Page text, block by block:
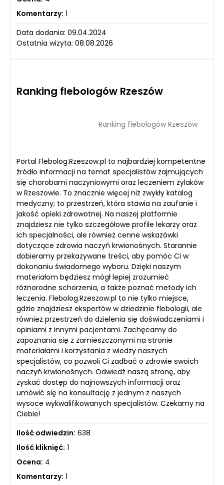
Komentarzy: 1
Data dodania: 09.04.2024
Ostatnia wizyta: 08.08.2026
Ranking flebologów Rzeszów
Ranking flebologów Rzeszów
Portal Flebolog.Rzeszow.pl to najbardziej kompetentne
źródło informacji na temat specjalistów zajmujących
się chorobami naczyniowymi oraz leczeniem żylaków
w Rzeszowie. To znacznie więcej niż zwykły katalog
medyczny; to przestrzeń, która stawia na zaufanie i
jakość opieki zdrowotnej. Na naszej platformie
znajdziesz nie tylko szczegółowe profile lekarzy oraz
ich specjalności, ale również cenne wskazówki
dotyczące zdrowia naczyń krwionośnych. Starannie
dobieramy przekazywane treści, aby pomóc Ci w
dokonaniu świadomego wyboru. Dzięki naszym
materiałom będziesz mógł lepiej zrozumieć
różnorodne schorzenia, a także poznać metody ich
leczenia. Flebolog.Rzeszow.pl to nie tylko miejsce,
gdzie znajdziesz ekspertów w dziedzinie flebologii, ale
również przestrzeń do dzielenia się doświadczeniami i
opiniami z innymi pacjentami. Zachęcamy do
zapoznania się z zamieszczonymi na stronie
materiałami i korzystania z wiedzy naszych
specjalistów, co pozwoli Ci zadbać o zdrowie swoich
naczyń krwionośnych. Odwiedź naszą stronę, aby
zyskać dostęp do najnowszych informacji oraz
umówić się na konsultację z jednym z naszych
wysoce wykwalifikowanych specjalistów. Czekamy na
Ciebie!
Ilość odwiedzin: 638
Ilość kliknięć: 1
Ocena: 4
Komentarzy: 1